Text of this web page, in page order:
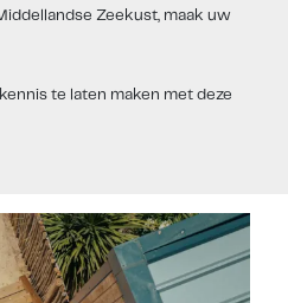
Zeekust, maak uw
te laten maken met deze